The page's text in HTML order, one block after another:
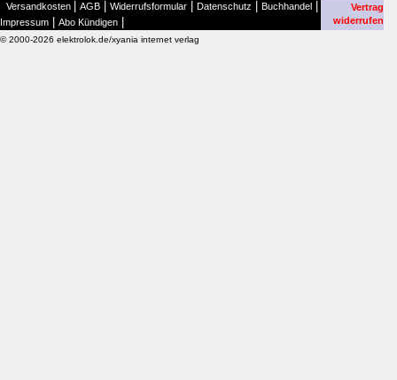
Versandkosten AGB Widerrufsformular Datenschutz Buchhandel
Impressum Abo Kündigen
Vertrag
widerrufen
© 2000-2026 elektrolok.de/xyania internet verlag